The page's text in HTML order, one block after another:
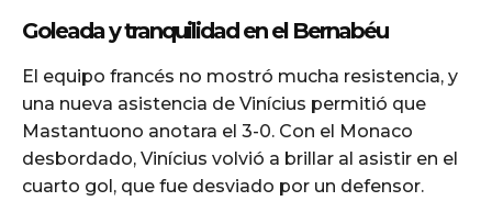
Goleada y tranquilidad en el Bernabéu
El equipo francés no mostró mucha resistencia, y
una nueva asistencia de Vinícius permitió que
Mastantuono anotara el 3-0. Con el Monaco
desbordado, Vinícius volvió a brillar al asistir en el
cuarto gol, que fue desviado por un defensor.